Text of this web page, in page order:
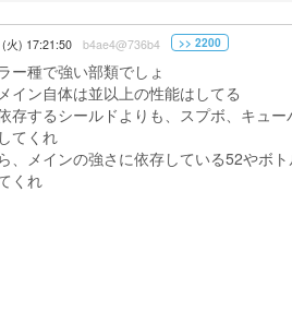
火) 17:21:50 b4ae4@736b4 >> 2200
ー種で強い部類でしょ
イン自体は並以上の性能はしてる
存するシールドよりも、スプボ、キュ
てくれ
、メインの強さに依存している52やボ
くれ